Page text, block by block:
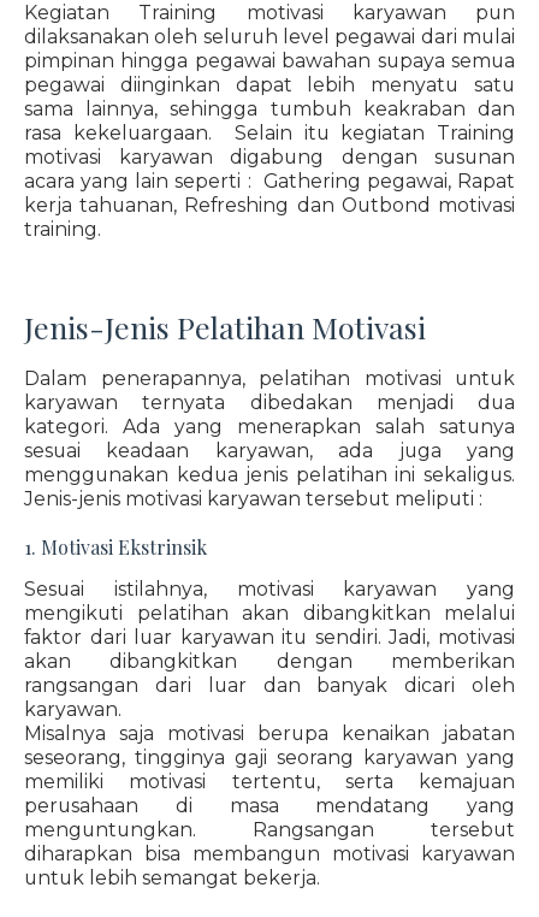
Kegiatan Training motivasi karyawan pun
dilaksanakan oleh seluruh level pegawai dari mulai
pimpinan hingga pegawai bawahan supaya semua
pegawai diinginkan dapat lebih menyatu satu
sama lainnya, sehingga tumbuh keakraban dan
rasa kekeluargaan. Selain itu kegiatan Training
motivasi karyawan digabung dengan susunan
acara yang lain seperti : Gathering pegawai, Rapat
kerja tahuanan, Refreshing dan Outbond motivasi
training.
Jenis-Jenis Pelatihan Motivasi
Dalam penerapannya, pelatihan motivasi untuk
karyawan ternyata dibedakan menjadi dua
kategori. Ada yang menerapkan salah satunya
sesuai keadaan karyawan, ada juga yang
menggunakan kedua jenis pelatihan ini sekaligus.
Jenis-jenis motivasi karyawan tersebut meliputi :
1. Motivasi Ekstrinsik
Sesuai istilahnya, motivasi karyawan yang
mengikuti pelatihan akan dibangkitkan melalui
faktor dari luar karyawan itu sendiri. Jadi, motivasi
akan dibangkitkan dengan memberikan
rangsangan dari luar dan banyak dicari oleh
karyawan.
Misalnya saja motivasi berupa kenaikan jabatan
seseorang, tingginya gaji seorang karyawan yang
memiliki motivasi tertentu, serta kemajuan
perusahaan di masa mendatang yang
menguntungkan. Rangsangan tersebut
diharapkan bisa membangun motivasi karyawan
untuk lebih semangat bekerja.